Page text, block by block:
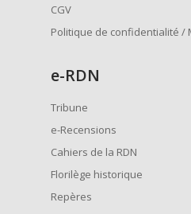
CGV
Politique de confidentialité /
e-RDN
Tribune
e-Recensions
Cahiers de la RDN
Florilège historique
Repères